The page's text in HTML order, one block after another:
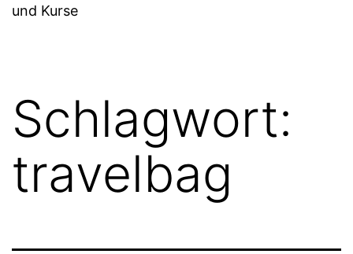
und Kurse
Schlagwort:
travelbag